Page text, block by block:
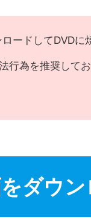
ードしてDVDに
行為を推奨して
ダウン